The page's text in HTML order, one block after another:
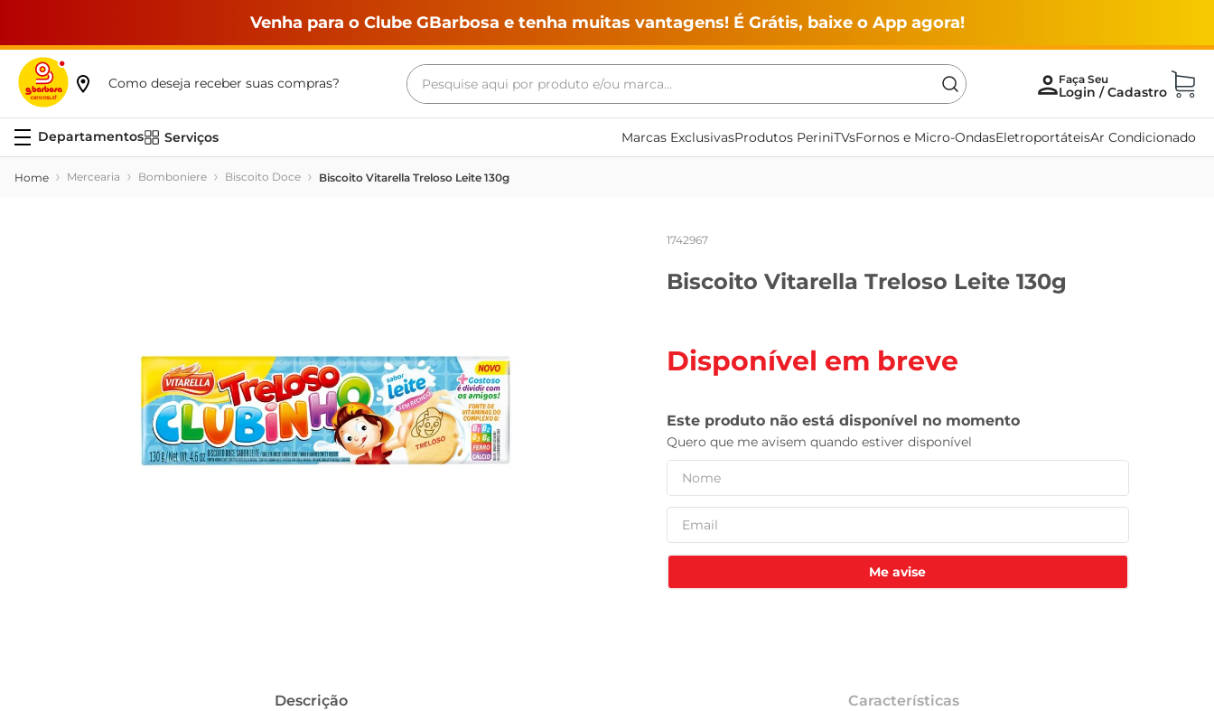
Venha para o Clube GBarbosa e tenha muitas vantagens! É Grátis, baixe o App agora!
Como deseja receber suas compras?
Pesquise aqui por produto e/ou marca...
Serviços Marcas ExclusivasProdutos PeriniTVsFornos e Micro-OndasEletroportáteisAr Condicionado
Mercearia Bomboniere Biscoito Doce Biscoito Vitarella Treloso Leite 130g
1742967
Biscoito Vitarella Treloso Leite 130g
Disponível em breve
Me avise
Descrição Características
Termos mais buscados
maquina lavar
leite
tv
leite pó